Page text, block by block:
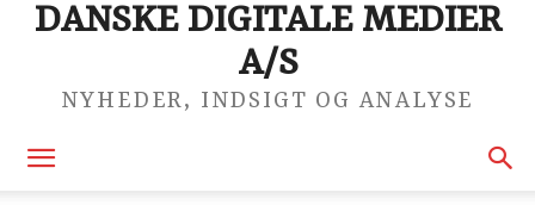
DANSKE DIGITALE MEDIER
A/S
NYHEDER, INDSIGT OG ANALYSE